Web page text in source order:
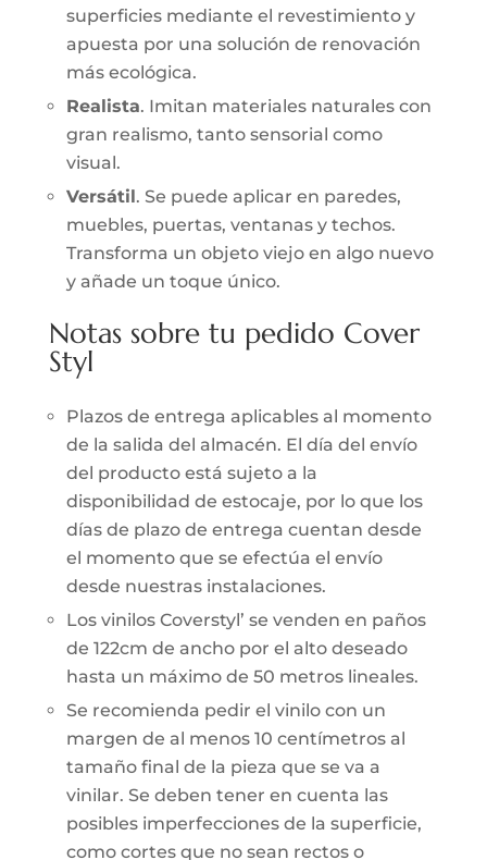
superficies mediante el revestimiento y
apuesta por una solución de renovación
más ecológica.
Realista. Imitan materiales naturales con
gran realismo, tanto sensorial como
visual.
Versátil . Se puede aplicar en paredes,
muebles, puertas, ventanas y techos.
Transforma un objeto viejo en algo nuevo
y añade un toque único.
Notas sobre tu pedido Cover
Styl
Plazos de entrega aplicables al momento
de la salida del almacén. El día del envío
del producto está sujeto a la
disponibilidad de estocaje, por lo que los
días de plazo de entrega cuentan desde
el momento que se efectúa el envío
desde nuestras instalaciones.
Los vinilos Coverstyl’ se venden en paños
de 122cm de ancho por el alto deseado
hasta un máximo de 50 metros lineales.
Se recomienda pedir el vinilo con un
margen de al menos 10 centímetros al
tamaño final de la pieza que se va a
vinilar. Se deben tener en cuenta las
posibles imperfecciones de la superficie,
como cortes que no sean rectos o